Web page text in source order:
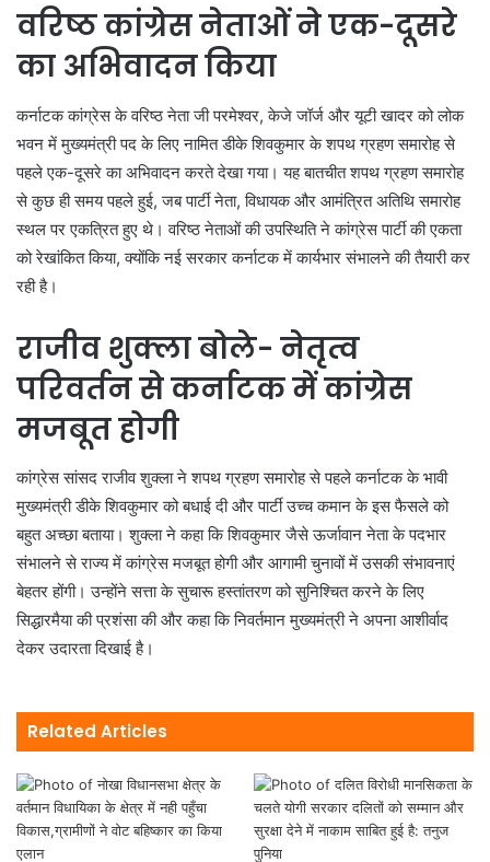
वरिष्ठ कांग्रेस नेताओं ने एक-दूसरे
का अभिवादन किया
कर्नाटक कांग्रेस के वरिष्ठ नेता जी परमेश्वर, केजे जॉर्ज और यूटी खादर को लोक
भवन में मुख्यमंत्री पद के लिए नामित डीके शिवकुमार के शपथ ग्रहण समारोह से
पहले एक-दूसरे का अभिवादन करते देखा गया। यह बातचीत शपथ ग्रहण समारोह
से कुछ ही समय पहले हुई, जब पार्टी नेता, विधायक और आमंत्रित अतिथि समारोह
स्थल पर एकत्रित हुए थे। वरिष्ठ नेताओं की उपस्थिति ने कांग्रेस पार्टी की एकता
को रेखांकित किया, क्योंकि नई सरकार कर्नाटक में कार्यभार संभालने की तैयारी कर
रही है।
राजीव शुक्ला बोले- नेतृत्व
परिवर्तन से कर्नाटक में कांग्रेस
मजबूत होगी
कांग्रेस सांसद राजीव शुक्ला ने शपथ ग्रहण समारोह से पहले कर्नाटक के भावी
मुख्यमंत्री डीके शिवकुमार को बधाई दी और पार्टी उच्च कमान के इस फैसले को
बहुत अच्छा बताया। शुक्ला ने कहा कि शिवकुमार जैसे ऊर्जावान नेता के पदभार
संभालने से राज्य में कांग्रेस मजबूत होगी और आगामी चुनावों में उसकी संभावनाएं
बेहतर होंगी। उन्होंने सत्ता के सुचारू हस्तांतरण को सुनिश्चित करने के लिए
सिद्धारमैया की प्रशंसा की और कहा कि निवर्तमान मुख्यमंत्री ने अपना आशीर्वाद
देकर उदारता दिखाई है।
Related Articles